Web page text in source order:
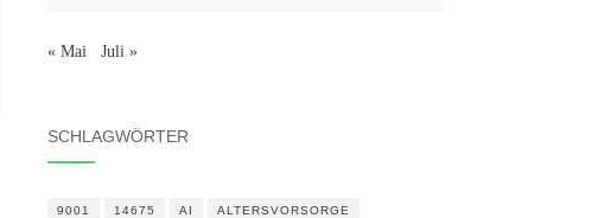
« Mai Juli »
SCHLAGWÖRTER
9001 14675 AI ALTERSVORSORGE